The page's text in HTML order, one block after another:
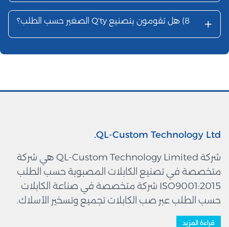
8) هل تقومون بتصنيع Q'ty الصغير حسب الطلب؟ +
QL-Custom Technology Ltd.
شركة QL-Custom Technology Limited هي شركة
متخصصة في تصنيع الكابلات المصبوبة حسب الطلب
ISO9001:2015 شركة متخصصة في صناعة الكابلات
حسب الطلب عبر صب الكابلات تجميع وتسخير الأسلاك.
قراءة المزيد